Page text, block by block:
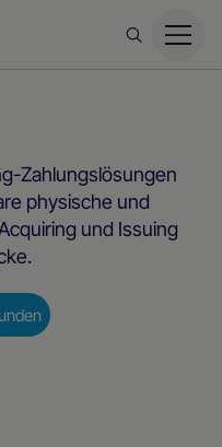
Zahlungslösungen
physische und
und Issuing